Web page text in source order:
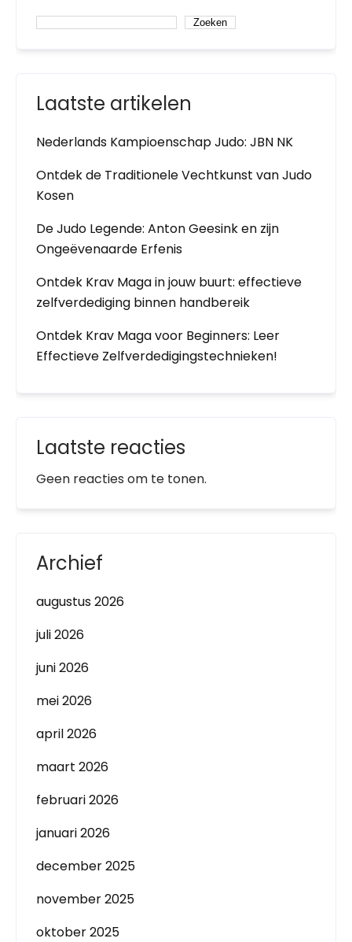
Zoeken
Laatste artikelen
Nederlands Kampioenschap Judo: JBN NK
Ontdek de Traditionele Vechtkunst van Judo
Kosen
De Judo Legende: Anton Geesink en zijn
Ongeëvenaarde Erfenis
Ontdek Krav Maga in jouw buurt: effectieve
zelfverdediging binnen handbereik
Ontdek Krav Maga voor Beginners: Leer
Effectieve Zelfverdedigingstechnieken!
Laatste reacties
Geen reacties om te tonen.
Archief
augustus 2026
juli 2026
juni 2026
mei 2026
april 2026
maart 2026
februari 2026
januari 2026
december 2025
november 2025
oktober 2025